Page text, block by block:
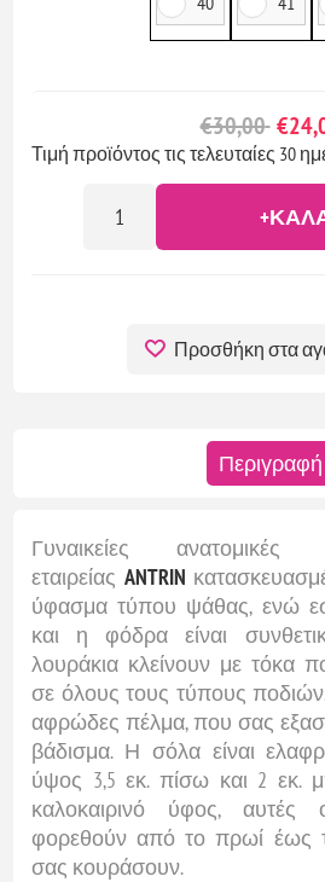
€30,00
Τιμή προϊόντος τις τελευταίες 30
Προσθήκη στα
Περιγραφή
Γυναικείες
εταιρείας ANTRIN
ύφασμα τύπου ψάθας, ενώ
και η φόδρα είναι
λουράκια κλείνουν με τόκα
σε όλους τους τύπους
αφρώδες πέλμα, που σας
βάδισμα. Η σόλα είναι
ύψος 3,5 εκ. πίσω και 2 εκ.
καλοκαιρινό ύφος,
φορεθούν από το πρωί έως
σας κουράσουν.